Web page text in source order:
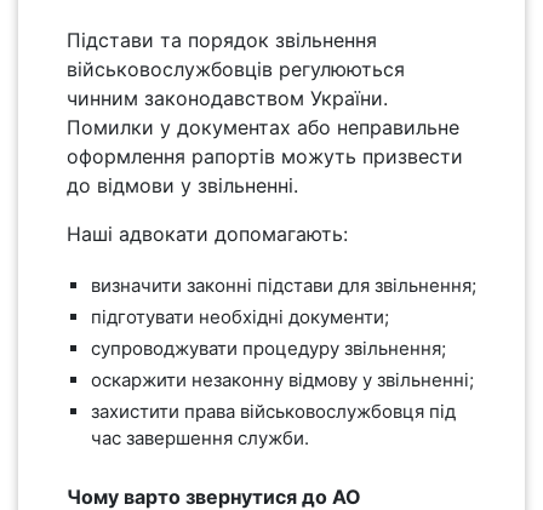
Підстави та порядок звільнення
військовослужбовців регулюються
чинним законодавством України.
Помилки у документах або неправильне
оформлення рапортів можуть призвести
до відмови у звільненні.
Наші адвокати допомагають:
визначити законні підстави для звільнення;
підготувати необхідні документи;
супроводжувати процедуру звільнення;
оскаржити незаконну відмову у звільненні;
захистити права військовослужбовця під
час завершення служби.
Чому варто звернутися до АО